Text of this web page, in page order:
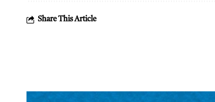
Share This Article